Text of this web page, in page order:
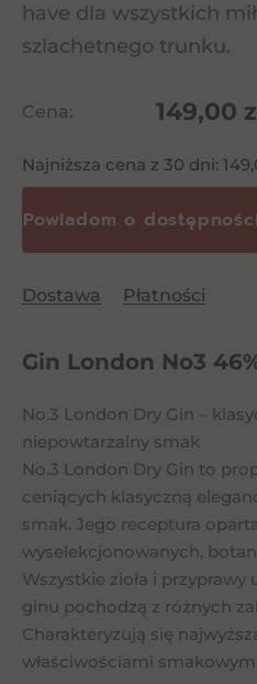
have dla wszystkich
szlachetnego trunku.
Cena: 149,00
Najniższa cena z 30 dni:
Dostawa Płatności
Gin London No3
No.3 London Dry Gin –
niepowtarzalny smak
No.3 London Dry Gin to
ceniących klasyczną
smak. Jego receptura
wyselekcjonowanych,
Wszystkie zioła i
ginu pochodzą z różnych
Charakteryzują się
właściwościami